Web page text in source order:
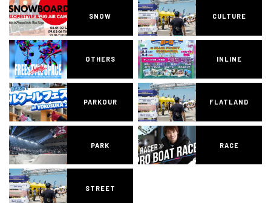
SNOW CULTURE
OTHERS INLINE
PARKOUR FLATLAND
PARK RACE
STREET